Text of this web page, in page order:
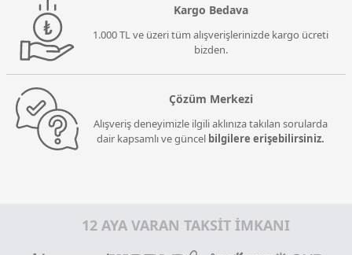
Kargo Bedava
1.000 TL ve üzeri tüm alışverişlerinizde kargo ücreti
bizden.
Çözüm Merkezi
Alışveriş deneyimizle ilgili aklınıza takılan sorularda
dair kapsamlı ve güncel bilgilere erişebilirsiniz.
12 AYA VARAN TAKSİT İMKANI